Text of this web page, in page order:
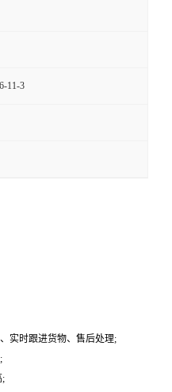
11-3
实时跟进货物、售后处理;
;